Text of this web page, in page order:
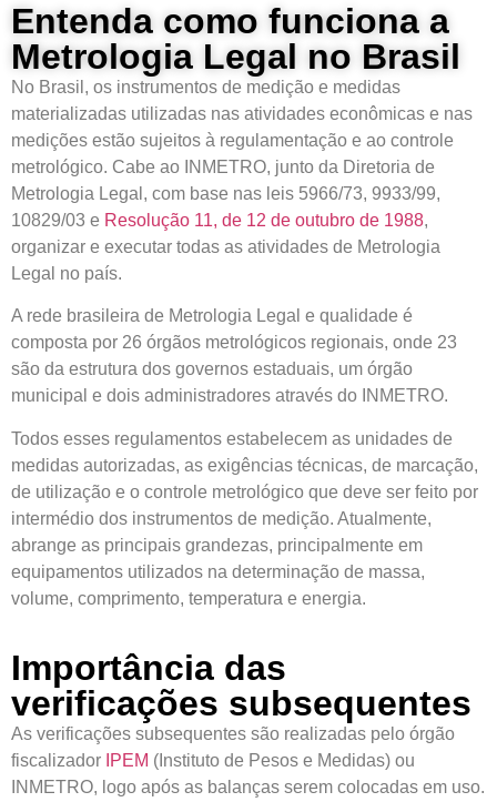
Entenda como funciona a
Metrologia Legal no Brasil
No Brasil, os instrumentos de medição e medidas
materializadas utilizadas nas atividades econômicas e nas
medições estão sujeitos à regulamentação e ao controle
metrológico. Cabe ao INMETRO, junto da Diretoria de
Metrologia Legal, com base nas leis 5966/73, 9933/99,
10829/03 e Resolução 11, de 12 de outubro de 1988,
organizar e executar todas as atividades de Metrologia
Legal no país.
A rede brasileira de Metrologia Legal e qualidade é
composta por 26 órgãos metrológicos regionais, onde 23
são da estrutura dos governos estaduais, um órgão
municipal e dois administradores através do INMETRO.
Todos esses regulamentos estabelecem as unidades de
medidas autorizadas, as exigências técnicas, de marcação,
de utilização e o controle metrológico que deve ser feito por
intermédio dos instrumentos de medição. Atualmente,
abrange as principais grandezas, principalmente em
equipamentos utilizados na determinação de massa,
volume, comprimento, temperatura e energia.
Importância das
verificações subsequentes
As verificações subsequentes são realizadas pelo órgão
fiscalizador IPEM (Instituto de Pesos e Medidas) ou
INMETRO, logo após as balanças serem colocadas em uso.